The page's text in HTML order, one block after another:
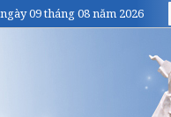
09 tháng 08 năm 2026